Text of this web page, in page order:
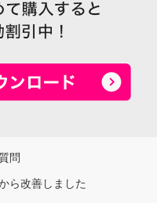
問
ら改善しました